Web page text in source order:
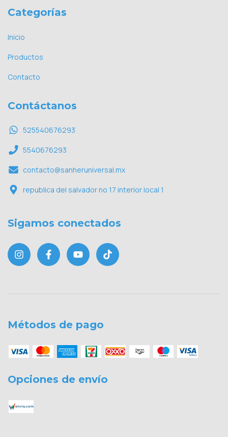
Categorías
Inicio
Productos
Contacto
Contáctanos
525540676293
5540676293
contacto@sanheruniversal.mx
republica del salvador no 17 interior local 1
Sigamos conectados
Métodos de pago
Opciones de envío